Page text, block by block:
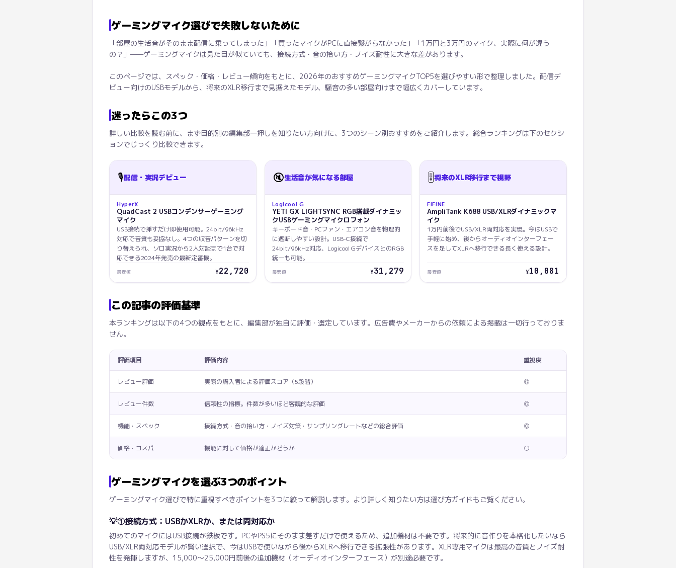
ゲーミングマイク選びで失敗しないために
「部屋の生活音がそのまま配信に乗ってしまった」「買ったマイクがPCに直接繋がらなかった」「1万円と3万円のマイク、実際に何が違う
の？」——ゲーミングマイクは見た目が似ていても、接続方式・音の拾い方・ノイズ耐性に大きな差があります。
このページでは、スペック・価格・レビュー傾向をもとに、2026年のおすすめゲーミングマイクTOP5を選びやすい形で整理しました。配信デ
ビュー向けのUSBモデルから、将来のXLR移行まで見据えたモデル、騒音の多い部屋向けまで幅広くカバーしています。
迷ったらこの3つ
詳しい比較を読む前に、まず目的別の編集部一押しを知りたい方向けに、3つのシーン別おすすめをご紹介します。総合ランキングは下のセクシ
ョンでじっくり比較できます。
🎙️配信・実況デビュー
HyperX
QuadCast 2 USBコンデンサーゲーミング
マイク
USB接続で挿すだけ即使用可能。24bit/96kHz
対応で音質も妥協なし。4つの収音パターンを切
り替えられ、ソロ実況から2人対談まで1台で対
応できる2024年発売の最新定番機。
最安値 ¥22,720
🔇生活音が気になる部屋
Logicool G
YETI GX LIGHTSYNC RGB搭載ダイナミッ
クUSBゲーミングマイクロフォン
キーボード音・PCファン・エアコン音を物理的
に遮断しやすい設計。USB-C接続で
24bit/96kHz対応、Logicool GデバイスとのRGB
統一も可能。
最安値 ¥31,279
🎚️将来のXLR移行まで視野
FIFINE
AmpliTank K688 USB/XLRダイナミックマ
イク
1万円前後でUSB/XLR両対応を実現。今はUSBで
手軽に始め、後からオーディオインターフェー
スを足してXLRへ移行できる長く使える設計。
最安値 ¥10,081
この記事の評価基準
本ランキングは以下の4つの観点をもとに、編集部が独自に評価・選定しています。広告費やメーカーからの依頼による掲載は一切行っておりま
せん。
評価項目 評価内容 重視度
レビュー評価 実際の購入者による評価スコア（5段階） ◎
レビュー件数 信頼性の指標。件数が多いほど客観的な評価 ◎
機能・スペック 接続方式・音の拾い方・ノイズ対策・サンプリングレートなどの総合評価 ◎
価格・コスパ 機能に対して価格が適正かどうか ○
ゲーミングマイクを選ぶ3つのポイント
ゲーミングマイク選びで特に重視すべきポイントを3つに絞って解説します。より詳しく知りたい方は選び方ガイドもご覧ください。
💡①接続方式：USBかXLRか、または両対応か
初めてのマイクにはUSB接続が鉄板です。PCやPS5にそのまま差すだけで使えるため、追加機材は不要です。将来的に音作りを本格化したいなら
USB/XLR両対応モデルが賢い選択で、今はUSBで使いながら後からXLRへ移行できる拡張性があります。XLR専用マイクは最高の音質とノイズ耐
性を発揮しますが、15,000〜25,000円前後の追加機材（オーディオインターフェース）が別途必要です。